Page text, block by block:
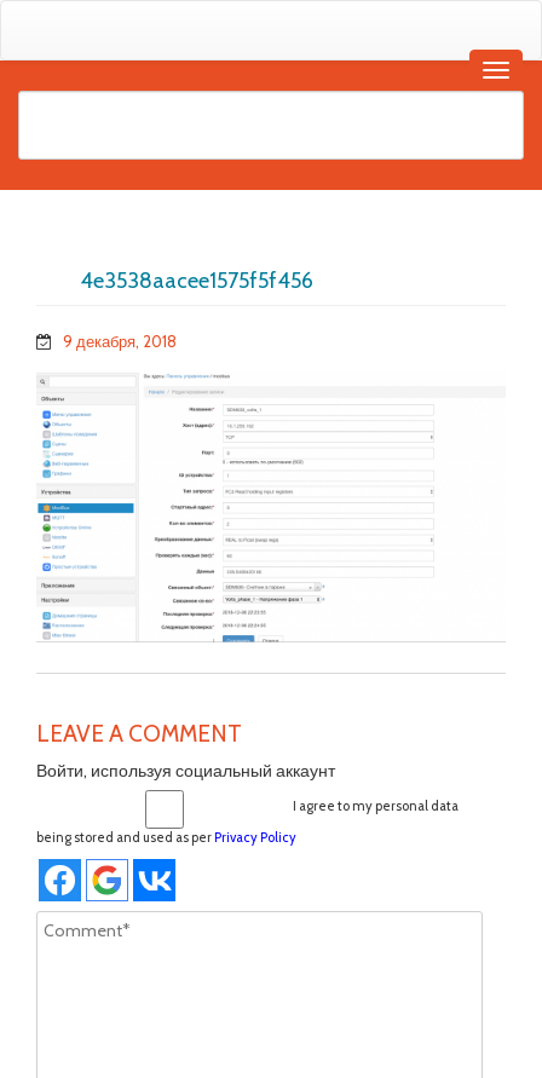
4e3538aacee1575f5f456
9 декабря, 2018
LEAVE A COMMENT
Войти, используя социальный аккаунт
I agree to my personal data
being stored and used as perPrivacy Policy